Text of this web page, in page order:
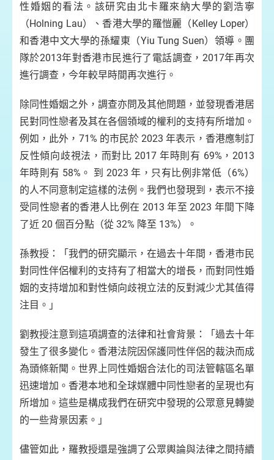
性婚姻的看法。該研究由北卡羅來納大學的劉浩寧
（Holning Lau）、香港大學的羅愷麗（Kelley Loper）
和香港中文大學的孫耀東（Yiu Tung Suen）領導。團
隊於2013年對香港市民進行了電話調查，2017年再次
進行調查，今年較早時間再次進行。
除同性婚姻之外，調查亦問及其他問題，並發現香港居
民對同性戀者及其在各個領域的權利的支持有所增加。
例如，此外，71% 的市民於 2023 年表示，香港應制訂
反性傾向歧視法，而對比 2017 年時則有 69%，2013
年時則有 58%。 到 2023 年，只有比例非常低（6%）
的人不同意制定這樣的法例。我們也發現到，表示不接
受同性戀者的香港人比例在 2013 年至 2023 年間下降
了近 20 個百分點（從 32% 降至 13%）。
孫教授：「我們的研究顯示，在過去十年間，香港市民
對同性伴侶權利的支持有了相當大的增長，而對同性婚
姻的支持增加和對性傾向歧視立法的反對減少尤其值得
注目。」
劉教授注意到這項調查的法律和社會背景：「過去十年
發生了很多變化。香港法院因保護同性伴侶的裁決而成
為頭條新聞。世界上同性婚姻合法化的司法管轄區名單
迅速增加。香港本地和全球媒體中同性戀者的呈現也有
所增加。這些是構成我們在研究中發現的公眾意見轉變
的一些背景因素。」
儘管如此，羅教授還是強調了公眾輿論與法律之間持續